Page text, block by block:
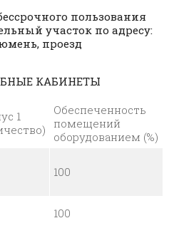
пользования
участок по адресу:
проезд
КАБИНЕТЫ
1
Обеспеченность
помещений
оборудованием (%)
100
100